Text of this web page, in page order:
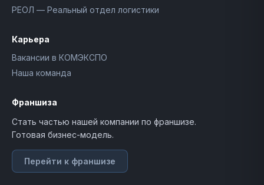
РЕОЛ — Реальный отдел логистики
Карьера
Вакансии в КОМЭКСПО
Наша команда
Франшиза
Стать частью нашей компании по франшизе.
Готовая бизнес-модель.
Перейти к франшизе